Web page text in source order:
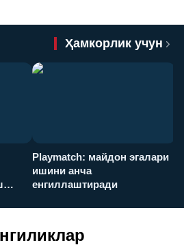
Ҳамкорлик учун
Playmatch: майдон эгалари
ишини анча
енгиллаштиради